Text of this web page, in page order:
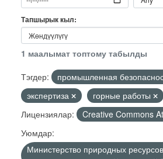
Тапшырык кыл
1 маалымат топтому табылды
Тэгдер:
промышленная
экспертиза
горные работы
Лицензиялар:
Creative Commons
Уюмдар:
Министерство природных